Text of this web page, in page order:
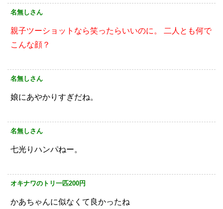
名無しさん
親子ツーショットなら笑ったらいいのに。
二人とも何で
こんな顔？
名無しさん
娘にあやかりすぎだね。
名無しさん
七光りハンパねー。
オキナワのトリ一匹200円
かあちゃんに似なくて良かったね